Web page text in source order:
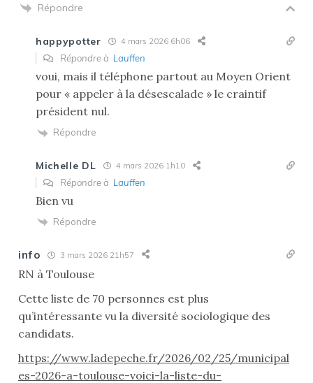
Répondre
happypotter 4 mars 2026 6h06
Répondre à Lauffen
voui, mais il téléphone partout au Moyen Orient
pour « appeler à la désescalade » le craintif
président nul.
Répondre
Michelle DL 4 mars 2026 1h10
Répondre à Lauffen
Bien vu
Répondre
info 3 mars 2026 21h57
RN à Toulouse
Cette liste de 70 personnes est plus
qu’intéressante vu la diversité sociologique des
candidats.
https://www.ladepeche.fr/2026/02/25/municipal
es-2026-a-toulouse-voici-la-liste-du-